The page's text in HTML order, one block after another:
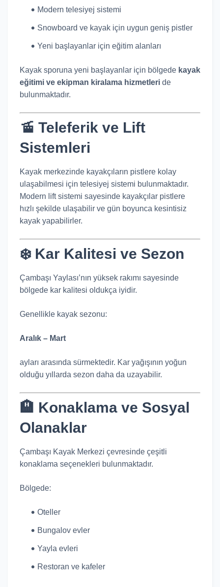
Modern telesiyej sistemi
Snowboard ve kayak için uygun geniş pistler
Yeni başlayanlar için eğitim alanları
Kayak sporuna yeni başlayanlar için bölgede kayak
eğitimi ve ekipman kiralama hizmetleri de
bulunmaktadır.
🚡 Teleferik ve Lift
Sistemleri
Kayak merkezinde kayakçıların pistlere kolay
ulaşabilmesi için telesiyej sistemi bulunmaktadır.
Modern lift sistemi sayesinde kayakçılar pistlere
hızlı şekilde ulaşabilir ve gün boyunca kesintisiz
kayak yapabilirler.
❄️ Kar Kalitesi ve Sezon
Çambaşı Yaylası’nın yüksek rakımı sayesinde
bölgede kar kalitesi oldukça iyidir.
Genellikle kayak sezonu:
Aralık – Mart
ayları arasında sürmektedir. Kar yağışının yoğun
olduğu yıllarda sezon daha da uzayabilir.
🏨 Konaklama ve Sosyal
Olanaklar
Çambaşı Kayak Merkezi çevresinde çeşitli
konaklama seçenekleri bulunmaktadır.
Bölgede:
Oteller
Bungalov evler
Yayla evleri
Restoran ve kafeler